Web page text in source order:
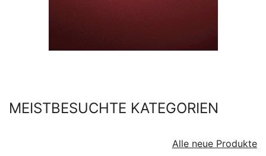
MEISTBESUCHTE KATEGORIEN
Alle neue Produkte